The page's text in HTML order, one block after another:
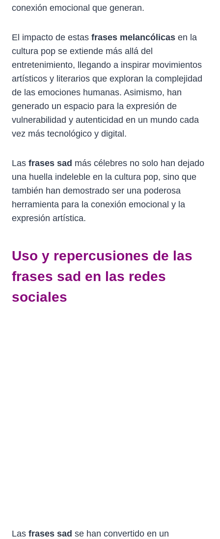
conexión emocional que generan.
El impacto de estas frases melancólicas en la
cultura pop se extiende más allá del
entretenimiento, llegando a inspirar movimientos
artísticos y literarios que exploran la complejidad
de las emociones humanas. Asimismo, han
generado un espacio para la expresión de
vulnerabilidad y autenticidad en un mundo cada
vez más tecnológico y digital.
Las frases sad más célebres no solo han dejado
una huella indeleble en la cultura pop, sino que
también han demostrado ser una poderosa
herramienta para la conexión emocional y la
expresión artística.
Uso y repercusiones de las
frases sad en las redes
sociales
Las frases sad se han convertido en un